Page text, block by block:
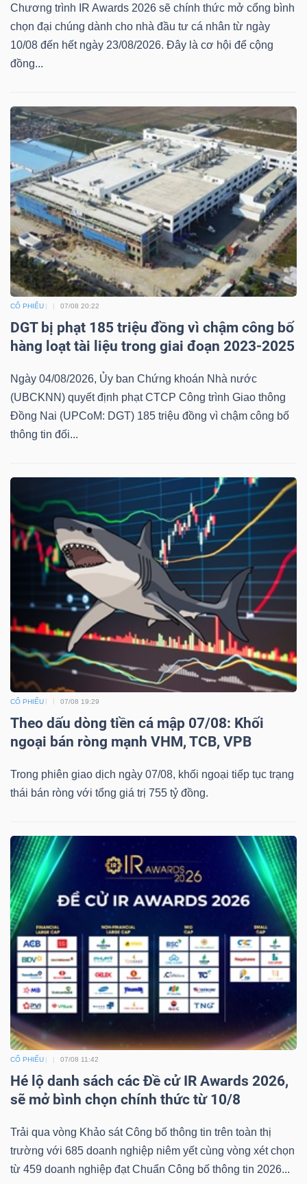
Chương trình IR Awards 2026 sẽ chính thức mở cổng bình
chọn đại chúng dành cho nhà đầu tư cá nhân từ ngày
10/08 đến hết ngày 23/08/2026. Đây là cơ hội để cộng
đồng...
CỔ PHIẾU 07/08 20:22
DGT bị phạt 185 triệu đồng vì chậm công bố
hàng loạt tài liệu trong giai đoạn 2023-2025
Ngày 04/08/2026, Ủy ban Chứng khoán Nhà nước
(UBCKNN) quyết định phạt CTCP Công trình Giao thông
Đồng Nai (UPCoM: DGT) 185 triệu đồng vì chậm công bố
thông tin đối...
CỔ PHIẾU 07/08 19:29
Theo dấu dòng tiền cá mập 07/08: Khối
ngoại bán ròng mạnh VHM, TCB, VPB
Trong phiên giao dịch ngày 07/08, khối ngoại tiếp tục trạng
thái bán ròng với tổng giá trị 755 tỷ đồng.
CỔ PHIẾU 07/08 11:42
Hé lộ danh sách các Đề cử IR Awards 2026,
sẽ mở bình chọn chính thức từ 10/8
Trải qua vòng Khảo sát Công bố thông tin trên toàn thị
trường với 685 doanh nghiệp niêm yết cùng vòng xét chọn
từ 459 doanh nghiệp đạt Chuẩn Công bố thông tin 2026...